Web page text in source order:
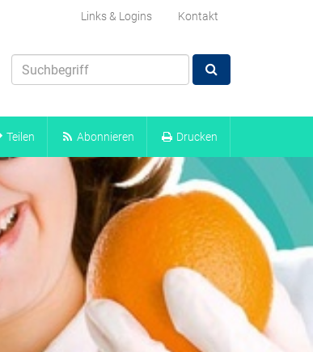
Links & Logins Kontakt
Teilen Abonnieren Drucken